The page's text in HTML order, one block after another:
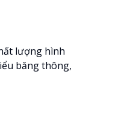
lượng hình
băng thông,